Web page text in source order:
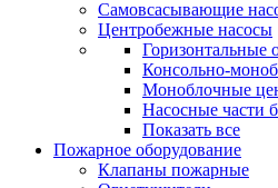
Самовсасывающие
Центробежные насосы
Горизонтальные
Консольно-
Моноблочные
Насосные части
Показать все
Пожарное оборудование
Клапаны пожарные